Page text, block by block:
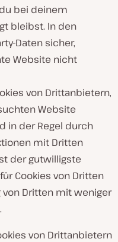
bei deinem
bleibst. In den
Daten sicher,
Website nicht
von Drittanbietern,
Website
in der Regel durch
mit Dritten
der gutwilligste
Cookies von Dritten
von Dritten mit weniger
von Drittanbietern